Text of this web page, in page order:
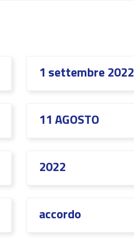
1 settembre 2022
11 AGOSTO
2022
accordo